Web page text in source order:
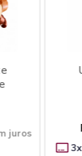
juros 3